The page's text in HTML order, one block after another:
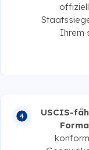
Ihrem
USCIS-